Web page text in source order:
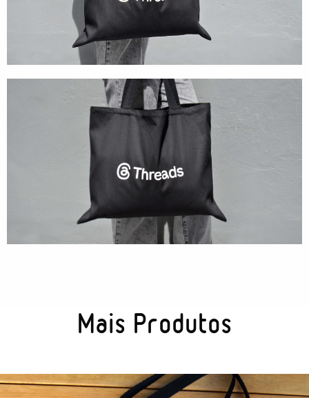
Embalagem
Kits Especiais
Mais Produtos